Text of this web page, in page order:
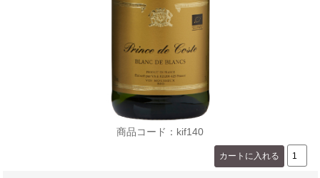
商品コード：kif140